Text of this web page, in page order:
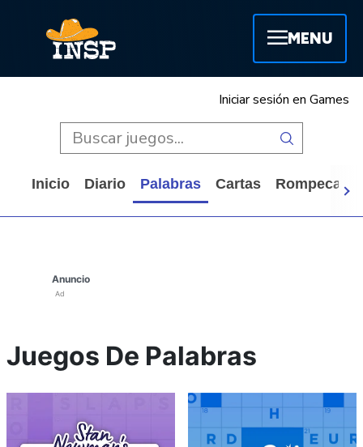
MENU
Iniciar sesión en Games
Inicio Diario Palabras Cartas
Anuncio
Ad
Juegos De Palabras